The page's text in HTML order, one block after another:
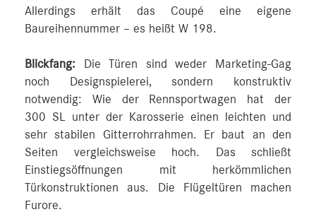
Allerdings erhält das Coupé eine eigene
Baureihennummer – es heißt W 198.
Blickfang: Die Türen sind weder Marketing-Gag
noch Designspielerei, sondern konstruktiv
notwendig: Wie der Rennsportwagen hat der
300 SL unter der Karosserie einen leichten und
sehr stabilen Gitterrohrrahmen. Er baut an den
Seiten vergleichsweise hoch. Das schließt
Einstiegsöffnungen mit herkömmlichen
Türkonstruktionen aus. Die Flügeltüren machen
Furore.